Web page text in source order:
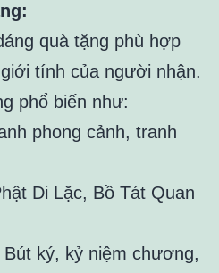
quà tặng phù hợp
tính của người nhận.
phổ biến như:
phong cảnh, tranh
Di Lặc, Bồ Tát Quan
Bút ký, kỷ niệm chương,